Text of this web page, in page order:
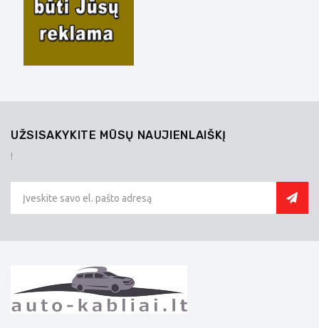
UŽSISAKYKITE MŪSŲ NAUJIENLAIŠKĮ
!